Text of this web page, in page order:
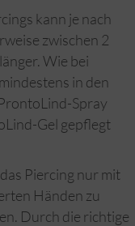
kann je nach
zwischen 2
Wie bei
in den
Spray
Gel gepflegt
Piercing nur mit
Händen zu
Durch die richtige